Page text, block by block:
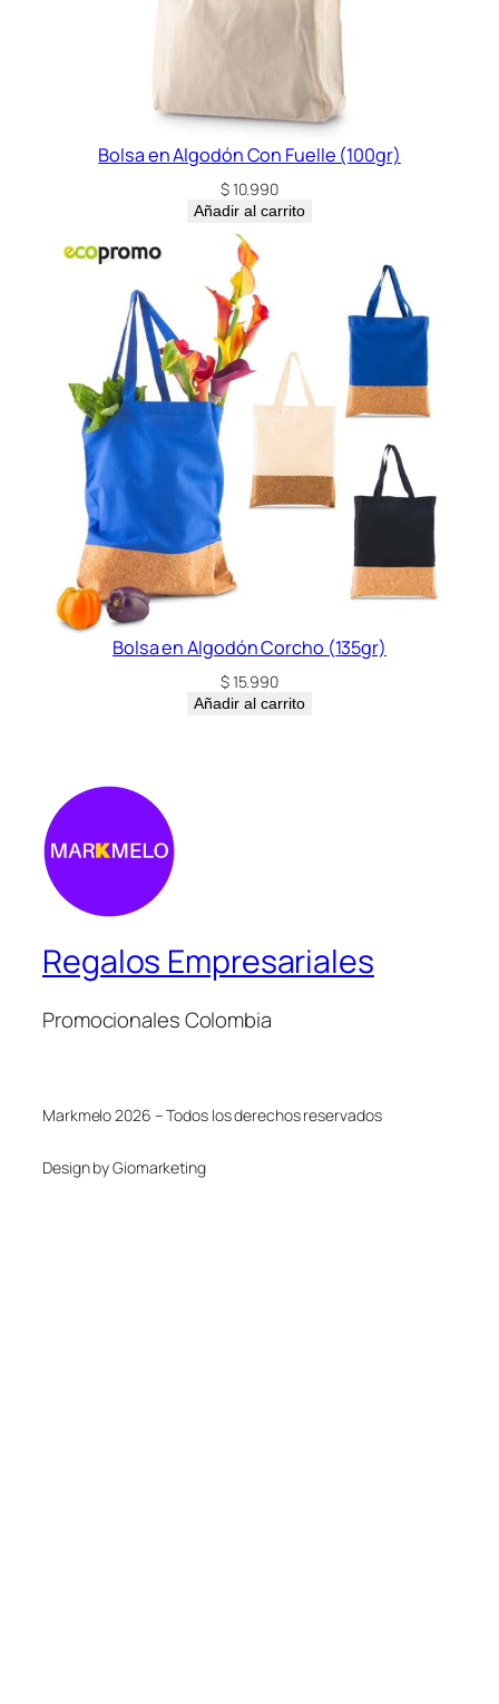
Bolsa en Algodón Con Fuelle (100gr)
$10.990
Añadir al carrito
Bolsa en Algodón Corcho (135gr)
$15.990
Añadir al carrito
Regalos Empresariales
Promocionales Colombia
Markmelo 2026 – Todos los derechos reservados
Design by Giomarketing